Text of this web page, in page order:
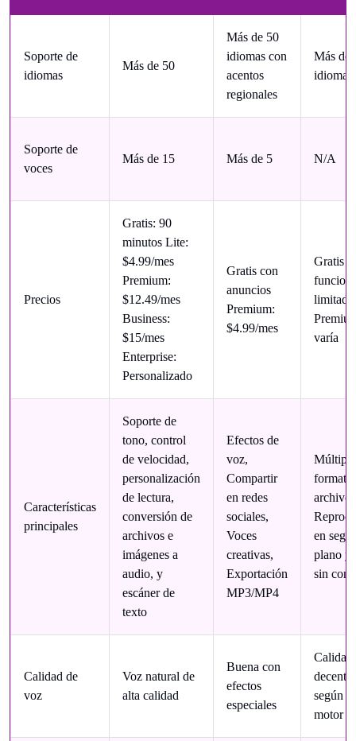
Soporte de
idiomas
Más de 50
Más de 50
idiomas con
acentos
regionales
Más de
idiomas
Soporte de
voces
Más de 15 Más de 5 N/A
Precios
Gratis: 90
minutos Lite:
$4.99/mes
Premium:
$12.49/mes
Business:
$15/mes
Enterprise:
Personalizado
Gratis con
anuncios
Premium:
$4.99/mes
Gratis
varía
Características
principales
Soporte de
tono, control
de velocidad,
personalización
de lectura,
conversión de
archivos e
imágenes a
audio, y
escáner de
texto
Efectos de
voz,
Compartir
en redes
sociales,
Voces
creativas,
Exportación
MP3/MP4
archivo,
en
plano y
sin
Calidad de
voz
Voz natural de
alta calidad
Buena con
efectos
especiales
Calidad
según el
motor